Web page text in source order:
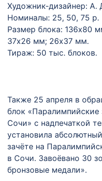
Художник-дизайнер: А.
Номиналы: 25, 50, 75 р.
Размер блока: 136х80
37х26 мм; 26х37 мм.
Тираж: 50 тыс. блоков.
Также 25 апреля в
блок «Паралимпийские
Сочи» с надпечаткой
установила
зачёте на
в Сочи. Завоёвано 30
бронзовые медали».